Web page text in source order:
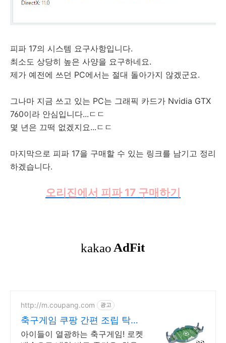
피파 17의 시스템 요구사항입니다.
최소도 상당히 높은 사양을 요구하네요.
제가 예전에 쓰던 PC에서는 절대 돌아가지 않겠군요.
그나마 지금 쓰고 있는 PC는 그래픽 카드가 Nvidia GTX
760이라 안심입니다...ㄷㄷ
몇 년은 끄떡 없겠지요...ㄷㄷ
마지막으로 피파 17을 구매할 수 있는 링크를 남기고 정리
하겠습니다.
오리진에서 피파 17 구매하기
http://m.coupang.com 광고
축구게임 쿠팡 간편 조립 탁상
용
아이들이 열광하는 축구게임! 로켓